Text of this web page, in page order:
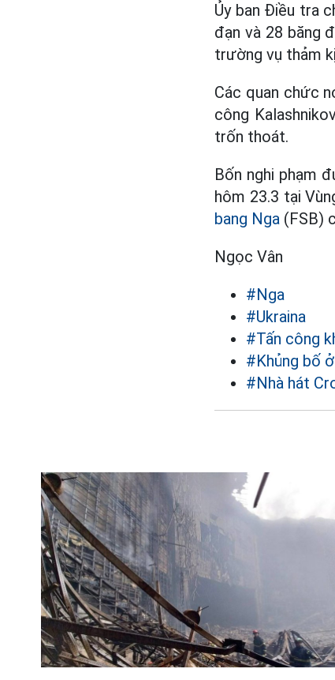
Ủy ban Điều tra
đạn và 28 băng
trường vụ thảm
Các quan chức
công
trốn thoát.
Bốn nghi phạm
hôm 23.3 tại
bang Nga (FSB)
Ngọc Vân
#Nga
#Ukraina
#Tấn công
#Khủng bố
#Nhà hát